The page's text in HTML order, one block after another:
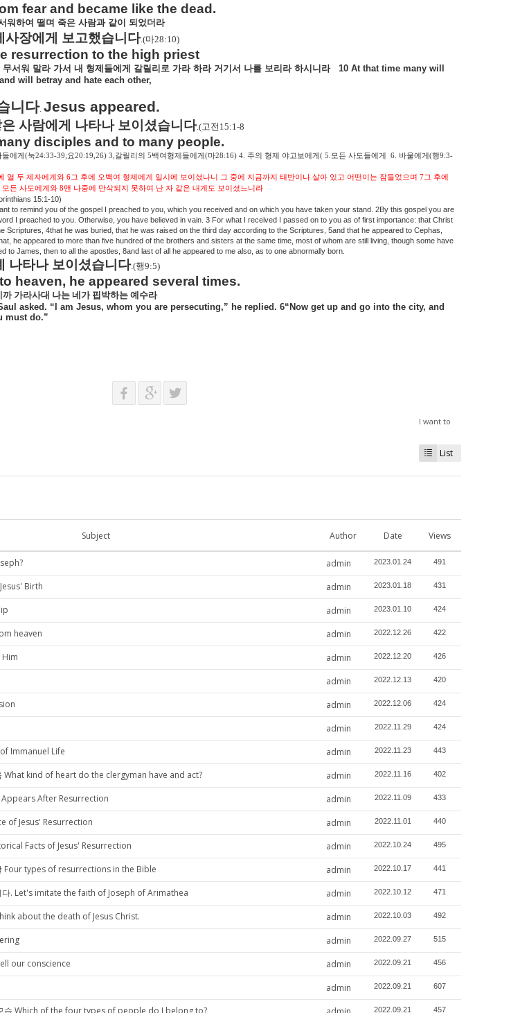
fear and became like the dead.
워하여 떨며 죽은 사람과 같이 되었더라
사장에게 보고했습니다.(마28:10)
resurrection to the high priest
무서워 말라 가서 내 형제들에게 갈릴리로 가라 하라 거기서 나를 보리라 하시니라
10 At that time many will
will betray and hate each other,
니다. Jesus appeared.
사람에게 나타나 보이셨습니다.(고전 15:1-8
disciples and to many people.
에게 (눅24:33-39;요20:19,26) 3, 갈릴리의 5백여형제들에게 (마28:16) 4. 주의 형제 야고보에게 ( 5. 모든 사도들에게 6. 바울에게 (행9:3-
열 두 제자에게와 6그 후에 오백여 형제에게 일시에 보이셨나니 그 중에 지금까지 태반이나 살아 있고 어떤이는 잠들었으며 7그 후에
모든 사도에게와 8맨 나중에 만삭되지 못하여 난 자 같은 내게도 보이셨느니라
15:1-10)
to remind you of the gospel I preached to you, which you received and on which you have taken your stand. 2By this gospel you are
I preached to you. Otherwise, you have believed in vain. 3 For what I received I passed on to you as of first importance: that Christ
Scriptures, 4that he was buried, that he was raised on the third day according to the Scriptures, 5and that he appeared to Cephas,
he appeared to more than five hundred of the brothers and sisters at the same time, most of whom are still living, though some have
to James, then to all the apostles, 8and last of all he appeared to me also, as to one abnormally born.
나타나 보이셨습니다.(행9:5)
heaven, he appeared several times.
가라사대 나는 네가 핍박하는 예수라
asked. “I am Jesus, whom you are persecuting,” he replied. 6“Now get up and go into the city, and
must do.”
I want to
List
Subject Author Date Views
admin 2023.01.24 491
Birth admin 2023.01.18 431
admin 2023.01.10 424
heaven admin 2022.12.26 422
Him admin 2022.12.20 426
admin 2022.12.13 420
admin 2022.12.06 424
admin 2022.11.29 424
Immanuel Life admin 2022.11.23 443
What kind of heart do the clergyman have and act? admin 2022.11.16 402
Appears After Resurrection admin 2022.11.09 433
of Jesus' Resurrection admin 2022.11.01 440
Facts of Jesus' Resurrection admin 2022.10.24 495
Four types of resurrections in the Bible admin 2022.10.17 441
다. Let's imitate the faith of Joseph of Arimathea admin 2022.10.12 471
about the death of Jesus Christ. admin 2022.10.03 492
admin 2022.09.27 515
our conscience admin 2022.09.21 456
admin 2022.09.21 607
습 Which of the four types of people do I belong to? 2022.09.21 457